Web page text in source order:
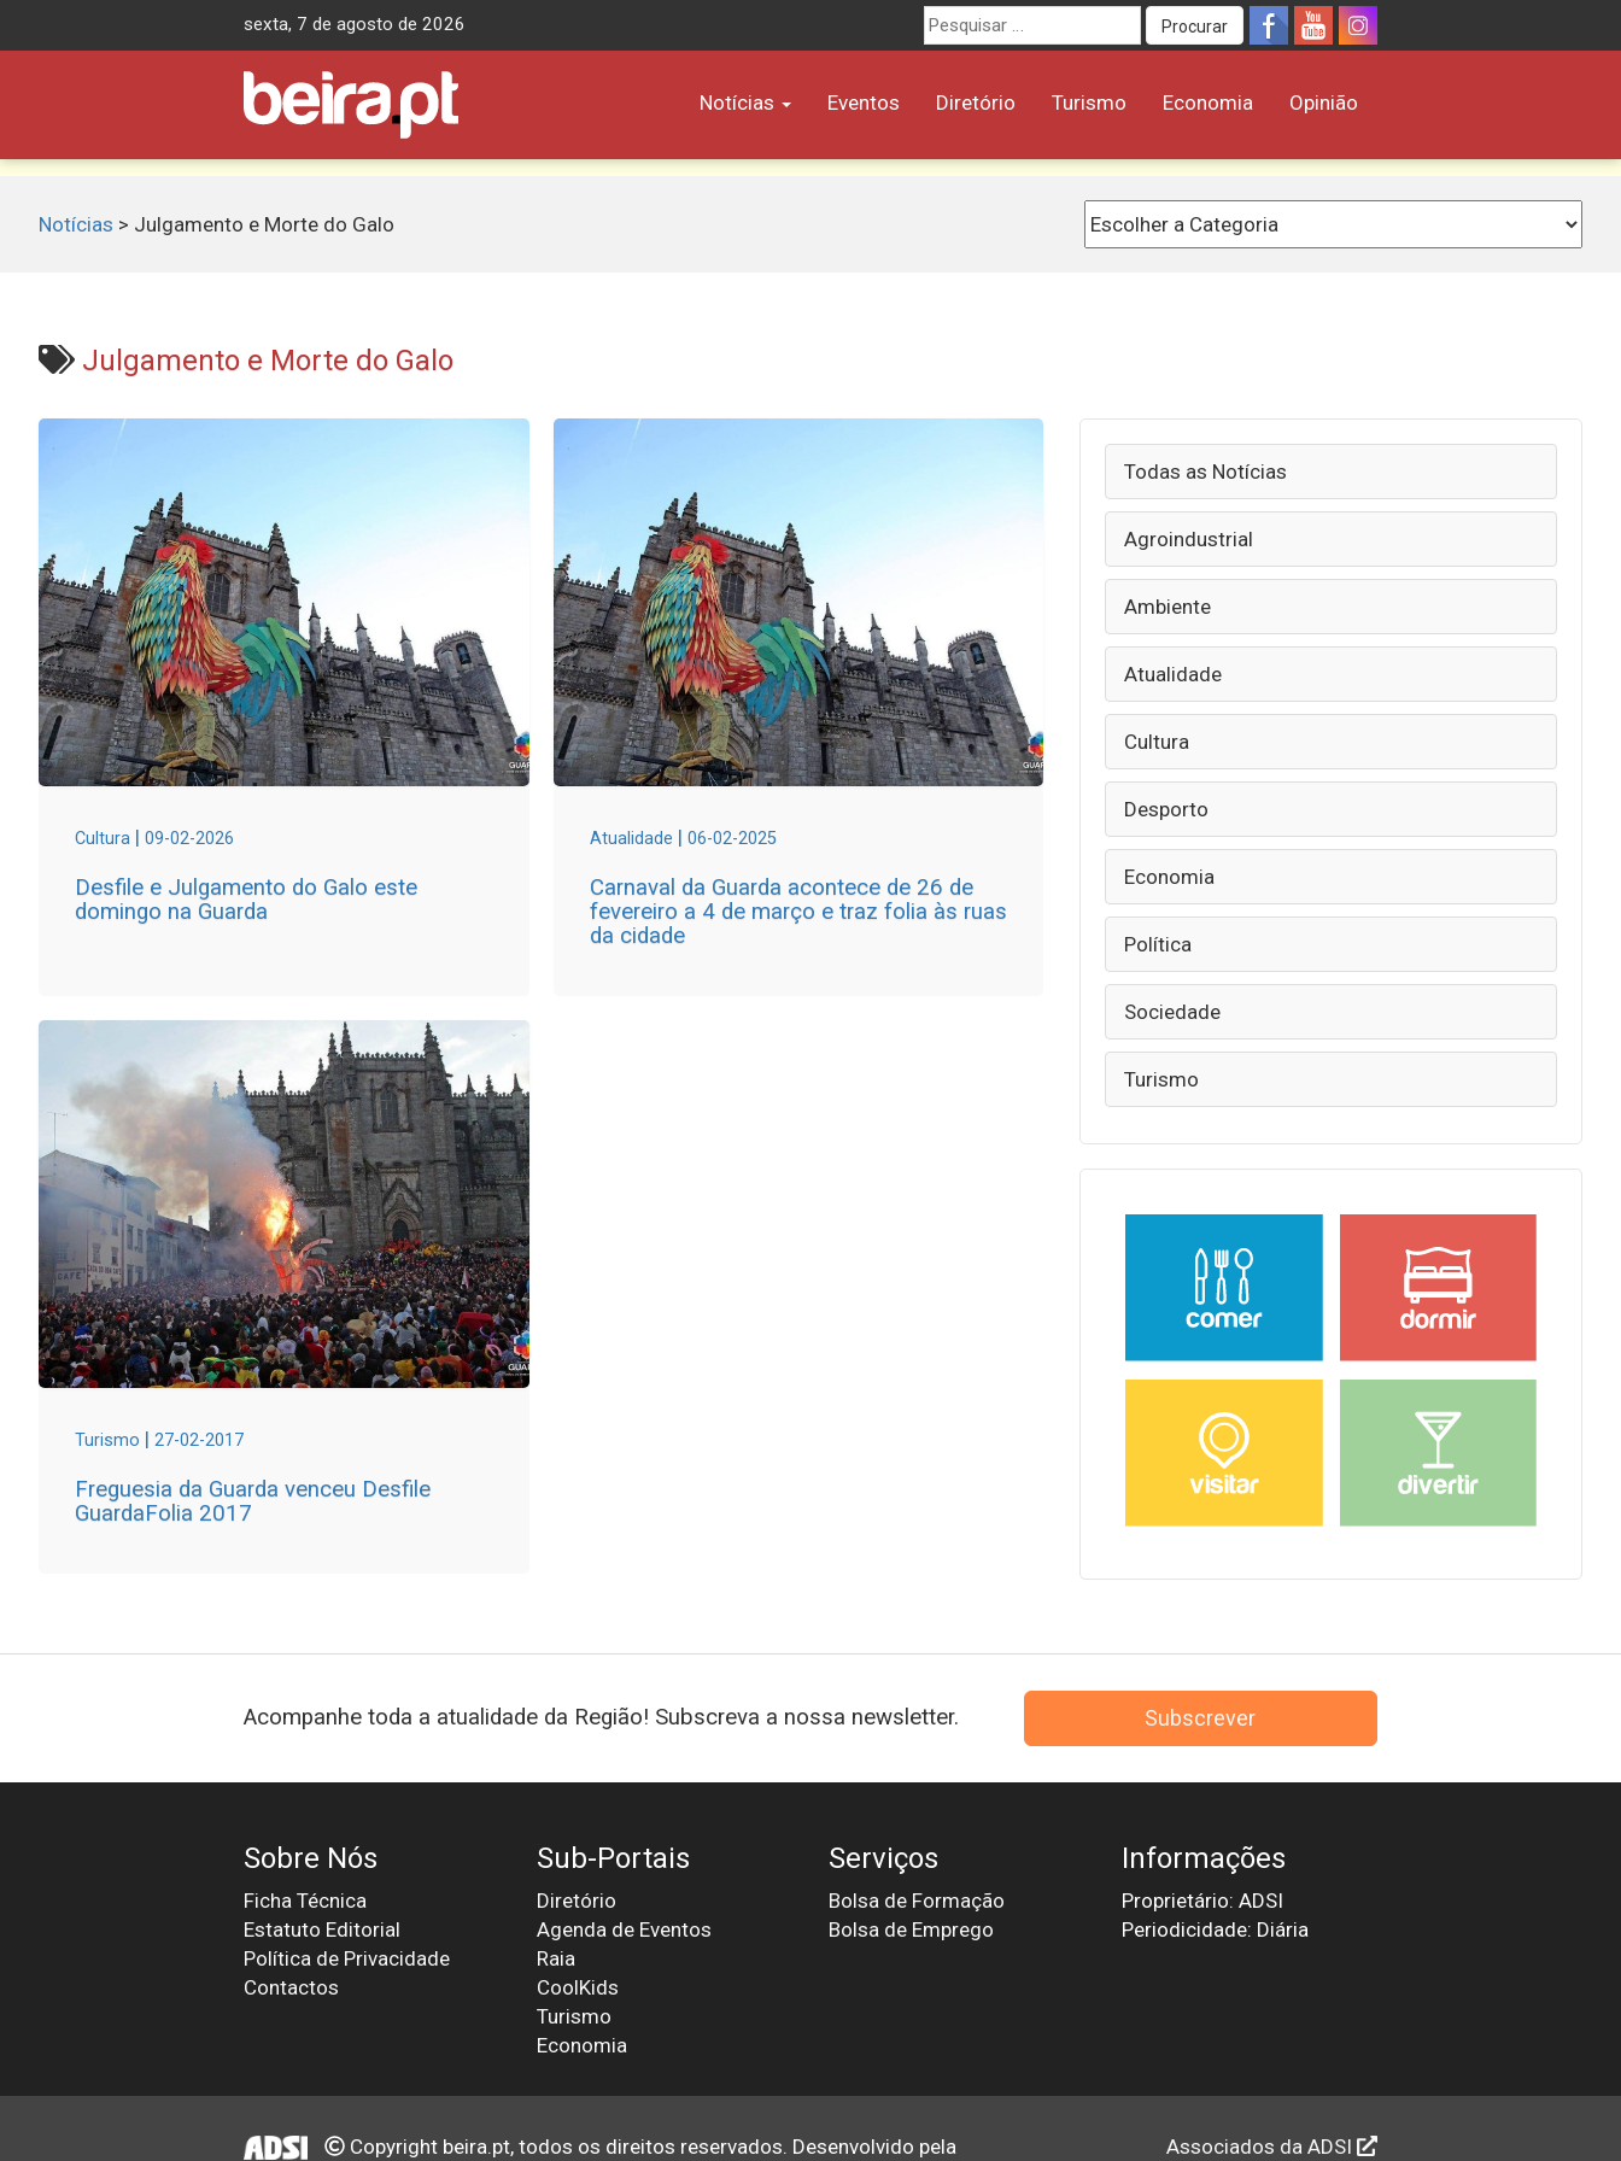
sexta, 7 de agosto de 2026
Procurar
por:
Procurar
Notícias Eventos Diretório Turismo Economia Opinião
Notícias > Julgamento e Morte do Galo
Julgamento e Morte do Galo
Cultura | 09-02-2026
Desfile e Julgamento do Galo este
domingo na Guarda
Atualidade | 06-02-2025
Carnaval da Guarda acontece de 26 de
fevereiro a 4 de março e traz folia às ruas
da cidade
Turismo | 27-02-2017
Freguesia da Guarda venceu Desfile
GuardaFolia 2017
Todas as Notícias
Agroindustrial
Ambiente
Atualidade
Cultura
Desporto
Economia
Política
Sociedade
Turismo
Acompanhe toda a atualidade da Região! Subscreva a nossa newsletter. Subscrever
Sobre Nós
Ficha Técnica
Estatuto Editorial
Política de Privacidade
Contactos
Sub-Portais
Diretório
Agenda de Eventos
Raia
CoolKids
Turismo
Economia
Serviços
Bolsa de Formação
Bolsa de Emprego
Informações
Proprietário: ADSI
Periodicidade: Diária
Copyright beira.pt, todos os direitos reservados. Desenvolvido pela Associados da ADSI